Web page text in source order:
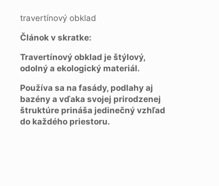
travertínový obklad
Článok v skratke:
Travertínový obklad je štýlový,
odolný a ekologický materiál.
Používa sa na fasády, podlahy aj
bazény a vďaka svojej prirodzenej
štruktúre prináša jedinečný vzhľad
do každého priestoru.